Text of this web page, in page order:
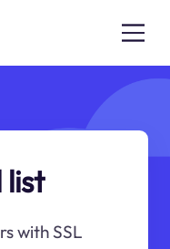
list
with SSL